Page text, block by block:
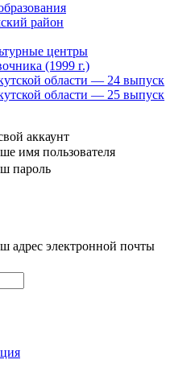
район
центры
(1999 г.)
области — 24 выпуск
области — 25 выпуск
аккаунт
имя пользователя
пароль
адрес электронной почты